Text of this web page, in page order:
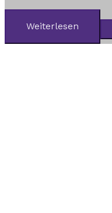
Weiterlesen